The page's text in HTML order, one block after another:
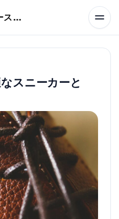
【看護師愛用率No1】ナースリーで人気の商品はコレ
スニーカーと